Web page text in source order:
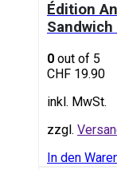
Édition
0 out of 5
CHF 19.90
inkl. MwSt.
zzgl.
In den